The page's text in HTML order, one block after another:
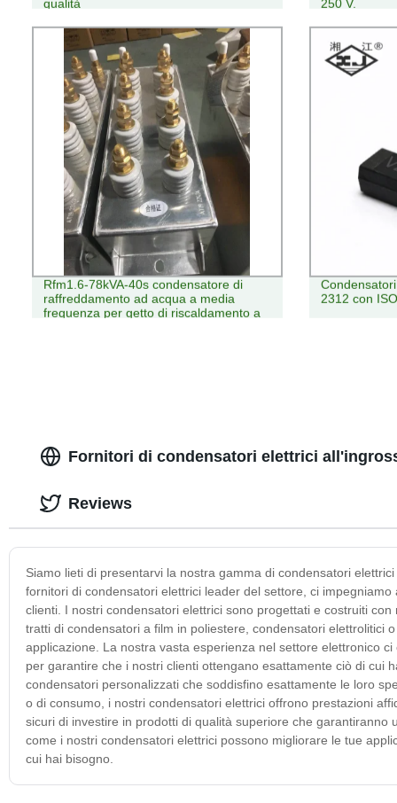
qualità
250 V.
Rfm1.6-78kVA-40s condensatore di
raffreddamento ad acqua a media
frequenza per getto di riscaldamento a
2312 con
Fornitori di condensatori elettrici
Siamo lieti di presentarvi la nostra gamma di condensatori
fornitori di condensatori elettrici leader del settore, ci
clienti. I nostri condensatori elettrici sono progettati e costruiti
tratti di condensatori a film in poliestere, condensatori elettrolitici
applicazione. La nostra vasta esperienza nel settore elettronico
per garantire che i nostri clienti ottengano esattamente ciò di cui
condensatori personalizzati che soddisfino esattamente le loro
o di consumo, i nostri condensatori elettrici offrono prestazioni
sicuri di investire in prodotti di qualità superiore che
come i nostri condensatori elettrici possono migliorare le tue
cui hai bisogno.
Reviews